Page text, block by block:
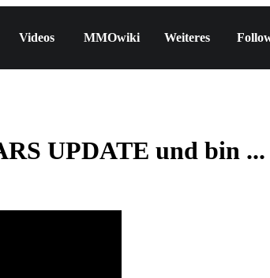
Videos MMOwiki Weiteres
UPDATE und bin ...